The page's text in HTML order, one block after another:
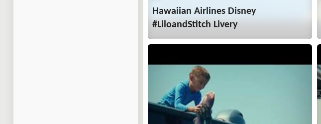
Hawaiian Airlines Disney
#LiloandStitch Livery